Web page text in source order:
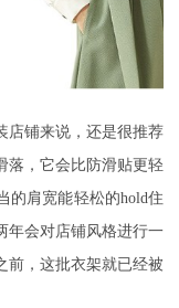
店铺来说，还是很推荐
落，它会比防滑贴更轻
的肩宽能轻松的hold住
年会对店铺风格进行一
前，这批衣架就已经被